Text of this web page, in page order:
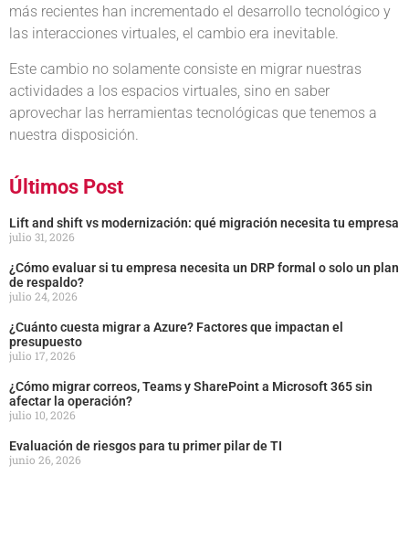
más recientes han incrementado el desarrollo tecnológico y
las interacciones virtuales, el cambio era inevitable.
Este cambio no solamente consiste en migrar nuestras
actividades a los espacios virtuales, sino en saber
aprovechar las herramientas tecnológicas que tenemos a
nuestra disposición.
Últimos Post
Lift and shift vs modernización: qué migración necesita tu empresa
julio 31, 2026
¿Cómo evaluar si tu empresa necesita un DRP formal o solo un plan
de respaldo?
julio 24, 2026
¿Cuánto cuesta migrar a Azure? Factores que impactan el
presupuesto
julio 17, 2026
¿Cómo migrar correos, Teams y SharePoint a Microsoft 365 sin
afectar la operación?
julio 10, 2026
Evaluación de riesgos para tu primer pilar de TI
junio 26, 2026